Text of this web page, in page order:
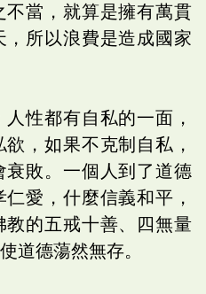
當，就算是擁有萬貫
所以浪費是造成國家
性都有自私的一面，
，如果不克制自私，
敗。一個人到了道德
愛，什麼信義和平，
的五戒十善、四無量
道德蕩然無存。